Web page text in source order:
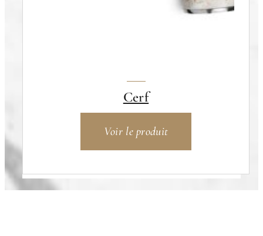
Cerf
Voir le produit